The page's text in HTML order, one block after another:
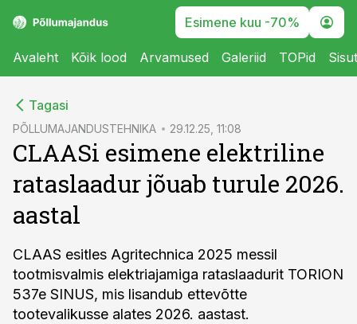
Esimene kuu -70%
Avaleht Kõik lood Arvamused Galeriid TOPid
Tagasi
PÕLLUMAJANDUSTEHNIKA 29.12.25, 11:08
CLAASi esimene elektriline
rataslaadur jõuab turule 2026.
aastal
CLAAS esitles Agritechnica 2025 messil
tootmisvalmis elektriajamiga rataslaadurit TORION
537e SINUS, mis lisandub ettevõtte
tootevalikusse alates 2026. aastast.